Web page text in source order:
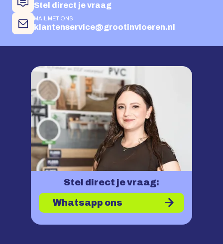
Stel direct je vraag
MAIL MET ONS
klantenservice@grootinvloeren.nl
Stel direct je vraag:
Whatsapp ons